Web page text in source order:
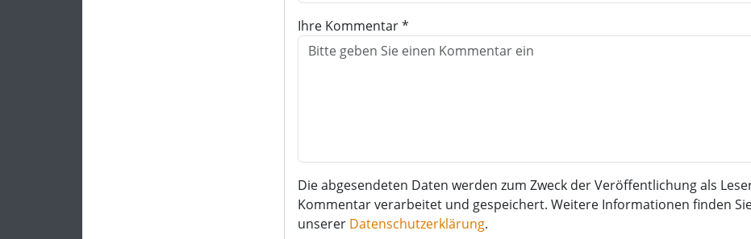
Ihre Kommentar *
Die abgesendeten Daten werden zum Zweck der Veröffentlichung als
Kommentar verarbeitet und gespeichert. Weitere Informationen finden
unserer Datenschutzerklärung.